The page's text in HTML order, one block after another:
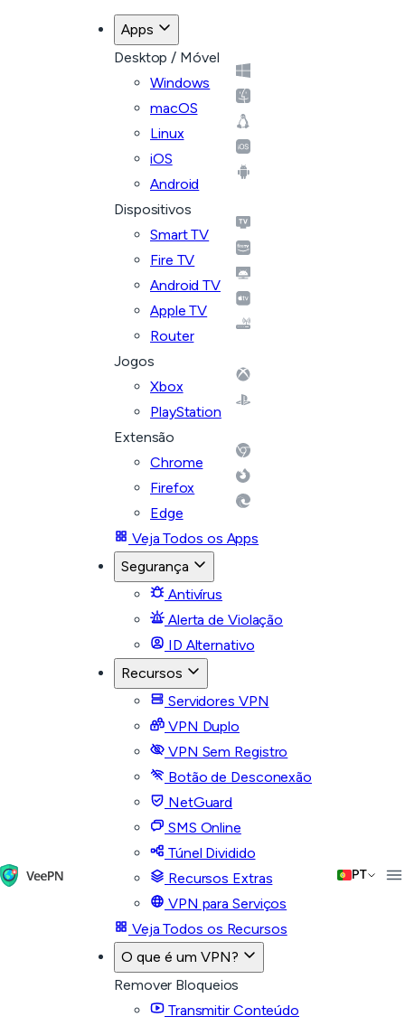
Apps
Desktop / Móvel
Windows
macOS
Linux
iOS
Android
Dispositivos
Smart TV
Fire TV
Android TV
Apple TV
Router
Jogos
Xbox
PlayStation
Extensão
Chrome
Firefox
Edge
Veja Todos os Apps
Segurança
Antivírus
Alerta de Violação
ID Alternativo
Recursos
Servidores VPN
VPN Duplo
VPN Sem Registro
Botão de Desconexão
NetGuard
SMS Online
Túnel Dividido
Recursos Extras
VPN para Serviços
Veja Todos os Recursos
O que é um VPN?
Remover Bloqueios
Transmitir Conteúdo
PT